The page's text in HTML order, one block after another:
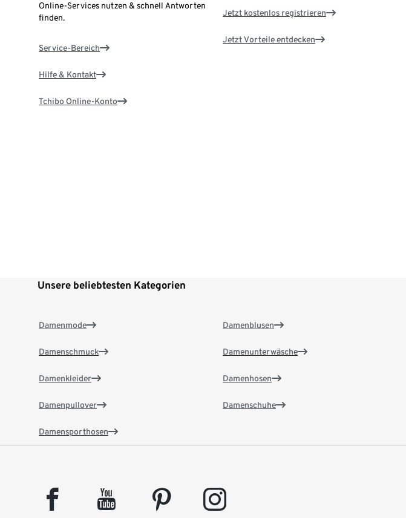
Online-Services nutzen & schnell Antworten
finden.
Service-Bereich
Hilfe & Kontakt
Tchibo Online-Konto
Jetzt kostenlos registrieren
Jetzt Vorteile entdecken
Unsere beliebtesten Kategorien
Damenmode
Damenschmuck
Damenkleider
Damenpullover
Damensporthosen
Damenblusen
Damenunterwäsche
Damenhosen
Damenschuhe
facebook youtube pinterest instagram